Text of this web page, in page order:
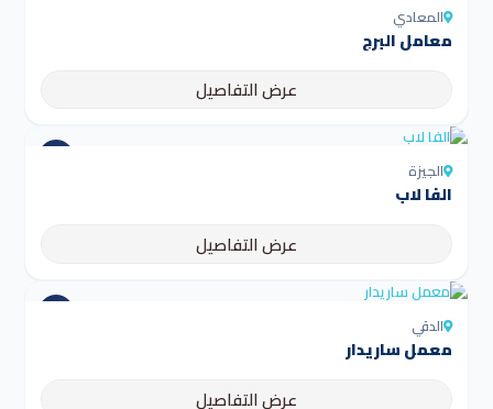
المعادي
معامل البرج
عرض التفاصيل
الجيزة
الفا لاب
عرض التفاصيل
الدقي
معمل ساريدار
عرض التفاصيل